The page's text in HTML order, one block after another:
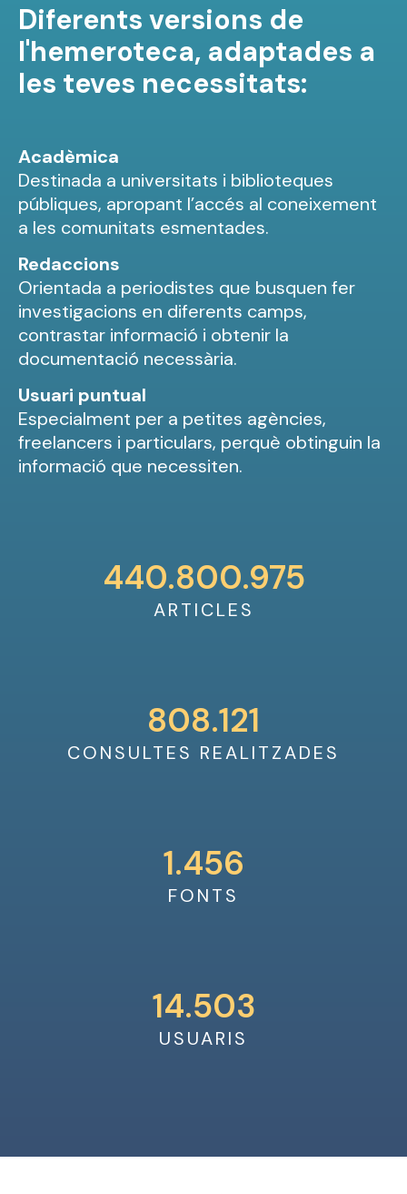
Diferents versions de
l'hemeroteca, adaptades a
les teves necessitats:
Acadèmica
Destinada a universitats i biblioteques
públiques, apropant l’accés al coneixement
a les comunitats esmentades.
Redaccions
Orientada a periodistes que busquen fer
investigacions en diferents camps,
contrastar informació i obtenir la
documentació necessària.
Usuari puntual
Especialment per a petites agències,
freelancers i particulars, perquè obtinguin la
informació que necessiten.
440.800.975
ARTICLES
808.121
CONSULTES REALITZADES
1.456
FONTS
14.503
USUARIS